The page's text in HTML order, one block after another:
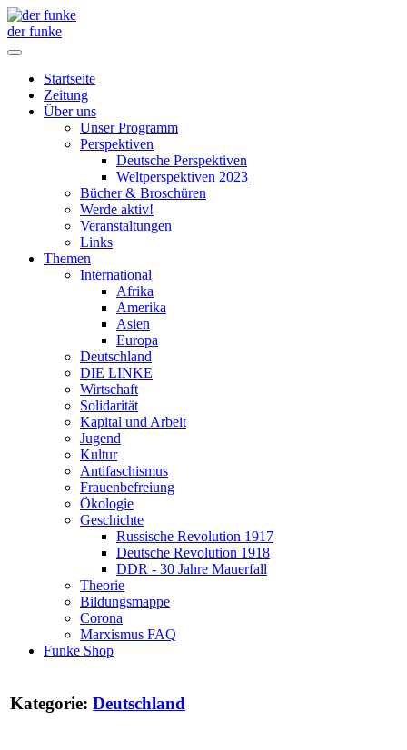
der funke
Startseite
Zeitung
Über uns
Unser Programm
Perspektiven
Deutsche Perspektiven
Weltperspektiven 2023
Bücher & Broschüren
Werde aktiv!
Veranstaltungen
Links
Themen
International
Afrika
Amerika
Asien
Europa
Deutschland
DIE LINKE
Wirtschaft
Solidarität
Kapital und Arbeit
Jugend
Kultur
Antifaschismus
Frauenbefreiung
Ökologie
Geschichte
Russische Revolution 1917
Deutsche Revolution 1918
DDR - 30 Jahre Mauerfall
Theorie
Bildungsmappe
Corona
Marxismus FAQ
Funke Shop
Kategorie: Deutschland